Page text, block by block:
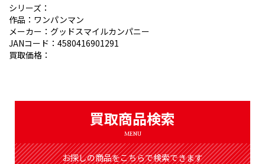
DELIVERY PURCHASE
買取お申し込み
ASSESSMENT
シリーズ：
作品：ワンパンマン
メーカー：グッドスマイルカンパニー
JANコード：4580416901291
買取価格：
買取商品検索
MENU
お探しの商品をこちらで検索できます